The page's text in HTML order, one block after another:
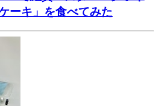
ーキ」を食べてみた